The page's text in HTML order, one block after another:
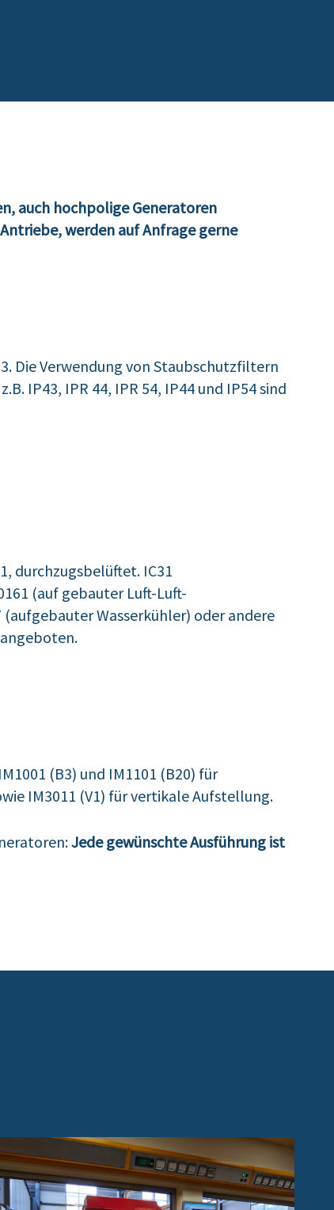
auch hochpolige Generatoren
werden auf Anfrage gerne
Die Verwendung von Staubschutzfiltern
IP43, IPR 44, IPR 54, IP44 und IP54 sind
durchzugsbelüftet. IC31
(auf gebauter Luft-Luft-
(aufgebauter Wasserkühler) oder andere
(B3) und IM1101 (B20) für
IM3011 (V1) für vertikale Aufstellung.
Jede gewünschte Ausführung ist